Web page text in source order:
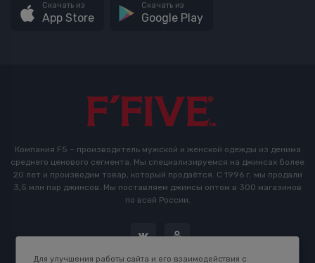
Скачать из
App Store
Скачать из
Google Play
Компания F5 – производитель мужской и женской одежды из денима
среднего ценового сегмента. Мы специализируемся на джинсах более
20 лет и производим товар, который продаётся. С 1996 г. мы продали
3,5 млн пар джинсов. Мы поставляем джинсы оптом в 300 магазинов
по всей России.
Для улучшения работы сайта и его взаимодействия с